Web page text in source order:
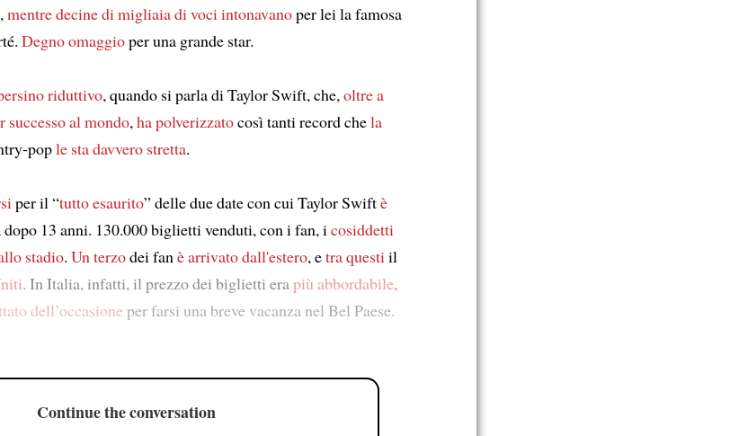
, mentre decine di migliaia di voci intonavanoper lei la famosa
Degno omaggioper una grande star.
riduttivo, quando si parla di Taylor Swift, che, oltre a
al mondo, ha polverizzatocosì tanti record chela
pople sta davvero stretta.
per il “tutto esaurito” delle due date con cui Taylor Swiftè
13 anni. 130.000 biglietti venduti, con i fan, i cosiddetti
stadio. Un terzodei fan è arrivato dall'estero, etra questi il
. In Italia, infatti, il prezzo dei biglietti era più abbordabile,
dell’occasione per farsi una breve vacanza nel Bel Paese.
Continue the conversation